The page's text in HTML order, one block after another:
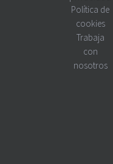
Política de
cookies
Trabaja
con
nosotros